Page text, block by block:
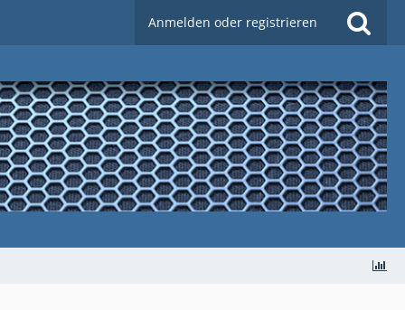
Anmelden oder registrieren